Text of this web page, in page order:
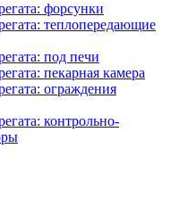
форсунки
теплопередающие
под печи
пекарная камера
ограждения
контрольно-